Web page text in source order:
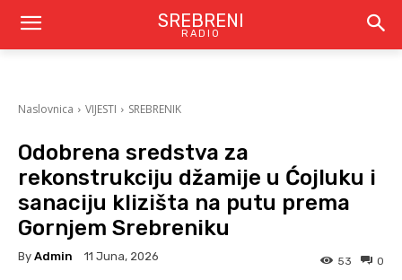
SREBRENI
RADIO
Naslovnica VIJESTI SREBRENIK
Odobrena sredstva za
rekonstrukciju džamije u Ćojluku i
sanaciju klizišta na putu prema
Gornjem Srebreniku
By Admin 11 Juna, 2026 0
53